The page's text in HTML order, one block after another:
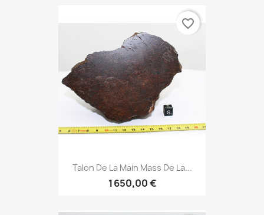
Talon De La Main Mass De La...
1 650,00 €
favorite_border